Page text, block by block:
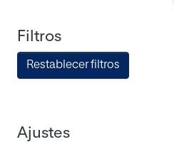
Filtros
Restablecer filtros
Ajustes